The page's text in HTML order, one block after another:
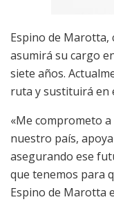
Espino de Marotta,
asumirá su cargo
siete años.
ruta y sustituirá en
«Me comprometo
nuestro país,
asegurando ese
que tenemos para
Espino de Marotta